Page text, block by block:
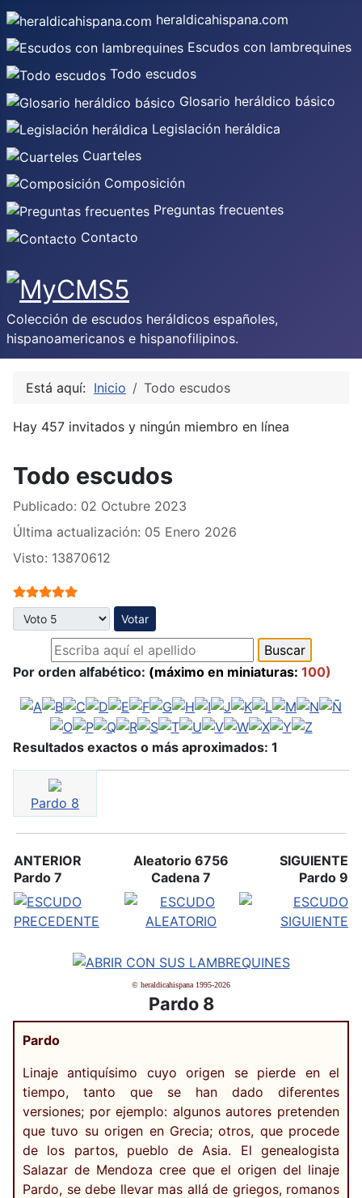
heraldicahispana.com
Escudos con lambrequines
Todo escudos
Glosario heráldico básico
Legislación heráldica
Cuarteles
Composición
Preguntas frecuentes
Contacto
Colección de escudos heráldicos españoles,
hispanoamericanos e hispanofilipinos.
Está aquí: Inicio Todo escudos
Hay 457 invitados y ningún miembro en línea
Todo escudos
Publicado: 02 Octubre 2023
Última actualización: 05 Enero 2026
Visto: 13870612
Ratio:5/5
Por favor, vote
Por orden alfabético: (máximo en miniaturas: 100)
Resultados exactos o más aproximados: 1
Pardo 8
ANTERIOR
Pardo 7
Aleatorio 6756
Cadena 7
SIGUIENTE
Pardo 9
© heraldicahispana 1995-2026
Pardo 8
Pardo
Linaje antiquísimo cuyo origen se pierde en el
tiempo, tanto que se han dado diferentes
versiones; por ejemplo: algunos autores pretenden
que tuvo su origen en Grecia; otros, que procede
de los partos, pueblo de Asia. El genealogista
Salazar de Mendoza cree que el origen del linaje
Pardo, se debe llevar mas allá de griegos, romanos